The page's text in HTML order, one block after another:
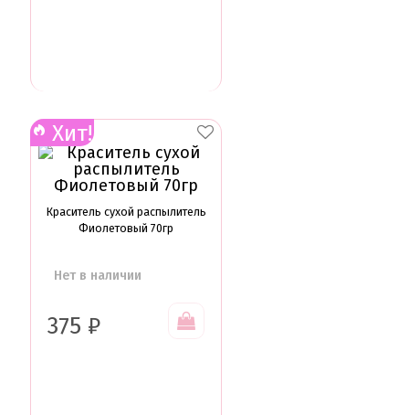
Хит!
Краситель сухой распылитель
Фиолетовый 70гр
Нет в наличии
375 ₽